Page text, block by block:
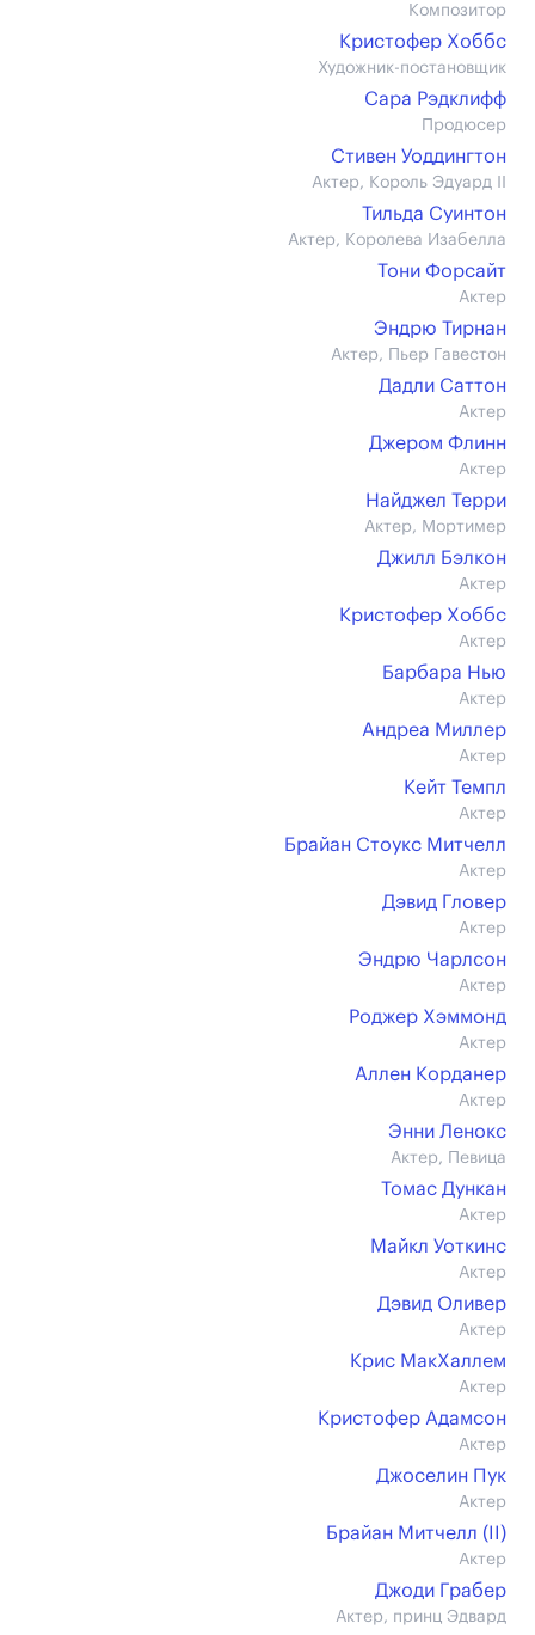
Композитор
Кристофер Хоббс
Художник-постановщик
Сара Рэдклифф
Продюсер
Стивен Уоддингтон
Актер, Король Эдуард II
Тильда Суинтон
Актер, Королева Изабелла
Тони Форсайт
Актер
Эндрю Тирнан
Актер, Пьер Гавестон
Дадли Саттон
Актер
Джером Флинн
Актер
Найджел Терри
Актер, Мортимер
Джилл Бэлкон
Актер
Кристофер Хоббс
Актер
Барбара Нью
Актер
Андреа Миллер
Актер
Кейт Темпл
Актер
Брайан Стоукс Митчелл
Актер
Дэвид Гловер
Актер
Эндрю Чарлсон
Актер
Роджер Хэммонд
Актер
Аллен Корданер
Актер
Энни Ленокс
Актер, Певица
Томас Дункан
Актер
Майкл Уоткинс
Актер
Дэвид Оливер
Актер
Крис МакХаллем
Актер
Кристофер Адамсон
Актер
Джоселин Пук
Актер
Брайан Митчелл (II)
Актер
Джоди Грабер
Актер, принц Эдвард